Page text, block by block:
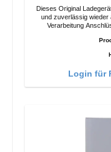
Dieses Original
und zuverlässig wieder
Login für